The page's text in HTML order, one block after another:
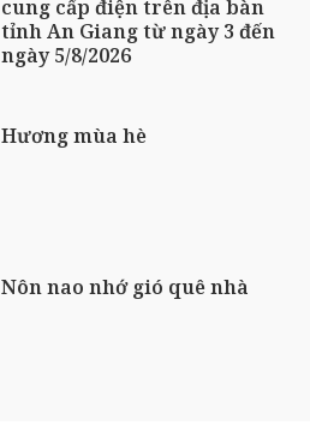
cung cấp điện trên địa bàn
tỉnh An Giang từ ngày 3 đến
ngày 5/8/2026
Hương mùa hè
Nôn nao nhớ gió quê nhà